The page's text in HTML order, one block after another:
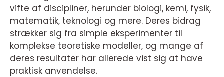
vifte af discipliner, herunder biologi, kemi, fysik,
matematik, teknologi og mere. Deres bidrag
strækker sig fra simple eksperimenter til
komplekse teoretiske modeller, og mange af
deres resultater har allerede vist sig at have
praktisk anvendelse.